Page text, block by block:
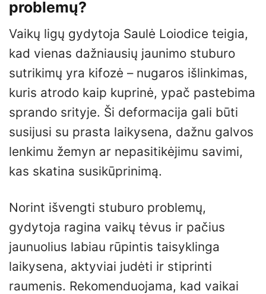
problemų?
Vaikų ligų gydytoja Saulė Loiodice teigia,
kad vienas dažniausių jaunimo stuburo
sutrikimų yra kifozė – nugaros išlinkimas,
kuris atrodo kaip kuprinė, ypač pastebima
sprando srityje. Ši deformacija gali būti
susijusi su prasta laikysena, dažnu galvos
lenkimu žemyn ar nepasitikėjimu savimi,
kas skatina susikūprinimą.
Norint išvengti stuburo problemų,
gydytoja ragina vaikų tėvus ir pačius
jaunuolius labiau rūpintis taisyklinga
laikysena, aktyviai judėti ir stiprinti
raumenis. Rekomenduojama, kad vaikai